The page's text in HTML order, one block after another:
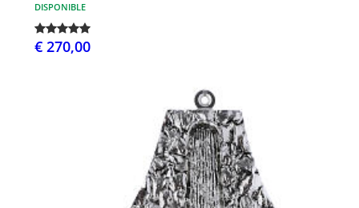
DISPONIBLE
€ 270,00